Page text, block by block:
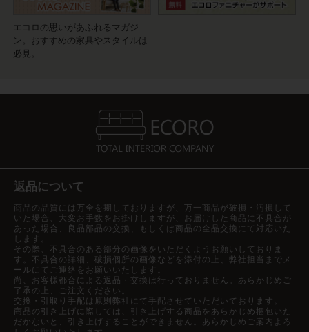
エコロの思いがあふれるマガジ
ン。おすすめの家具やスタイルは
必見。
返品について
商品の品質には万全を期しておりますが、万一商品が破損・汚損して
いた場合、大変お手数をお掛けしますが、お届けした商品に不具合が
あった場合、良品部品の交換、もしくは商品の全品交換にて対応いた
します。
その際、不具合のある部分の画像をいただくようお願いしておりま
す。不具合の詳細、破損個所の画像などを添付の上、弊社担当までメ
ールにてご連絡をお願いいたします。
尚、お客様都合による返品・交換は行っておりません。あらかじめご
了承の上、ご注文ください。
交換・引取り手配は原則弊社にて手配させていただいております。
商品の引き上げに際しては、引き上げする商品をあらかじめ梱包いた
だかないと、引き上げすることができません。あらかじめご案内よろ